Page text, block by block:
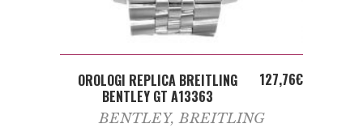
ADD TO CART
OROLOGI REPLICA BREITLING
BENTLEY GT A13363
127,76€
BENTLEY,BREITLING